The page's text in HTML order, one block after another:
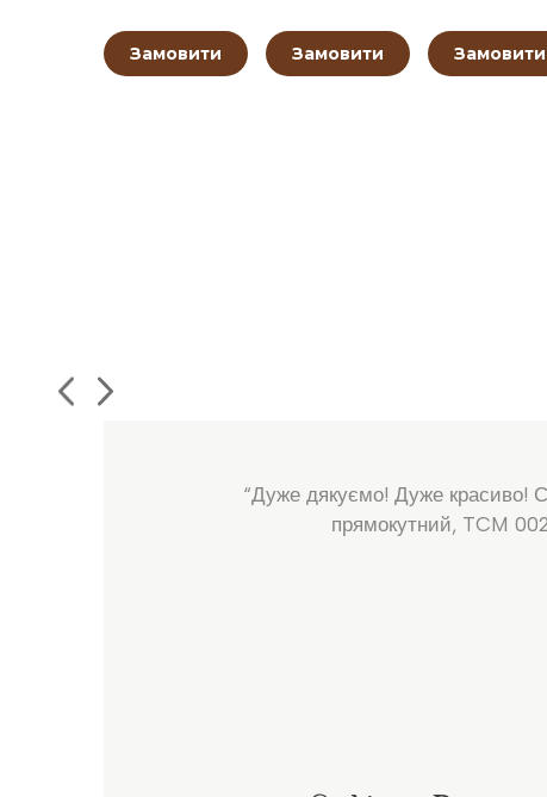
Замовити Замовити Замовити
“Дуже дякуємо! Дуже красиво!
прямокутний, TCM